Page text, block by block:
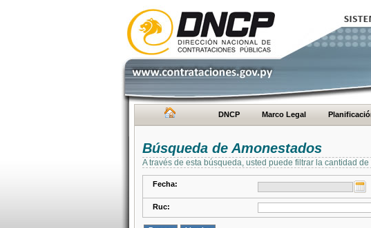
DNCP Marco Legal
Búsqueda de Amonestados
A través de esta búsqueda, usted puede filtrar la cantidad
Fecha:
Ruc: